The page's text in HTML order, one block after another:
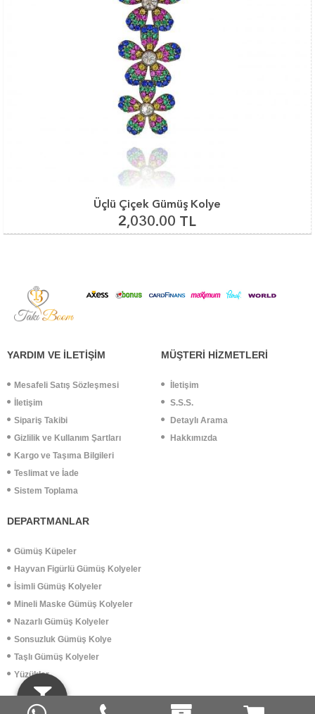
Üçlü Çiçek Gümüş Kolye
2,030.00 TL
YARDIM VE İLETİŞİM
Mesafeli Satış Sözleşmesi
İletişim
Sipariş Takibi
Gizlilik ve Kullanım Şartları
Kargo ve Taşıma Bilgileri
Teslimat ve İade
Sistem Toplama
MÜŞTERİ HİZMETLERİ
İletişim
S.S.S.
Detaylı Arama
Hakkımızda
DEPARTMANLAR
Gümüş Küpeler
Hayvan Figürlü Gümüş Kolyeler
İsimli Gümüş Kolyeler
Mineli Maske Gümüş Kolyeler
Nazarlı Gümüş Kolyeler
Sonsuzluk Gümüş Kolye
Taşlı Gümüş Kolyeler
Yüzükler
Bizi Takip Edin